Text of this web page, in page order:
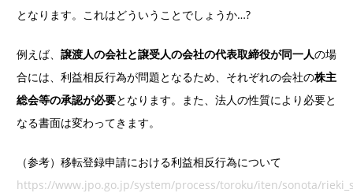
となります。これはどういうことでしょうか…?
例えば、 譲渡人の会社と譲受人の会社の代表取締役が同一人の場
合には、利益相反行為が問題となるため、それぞれの会社の株主
総会等の承認が必要となります。また、法人の性質により必要と
なる書面は変わってきます。
（参考）移転登録申請における利益相反行為について
https://www.jpo.go.jp/system/process/toroku/iten/sonota/